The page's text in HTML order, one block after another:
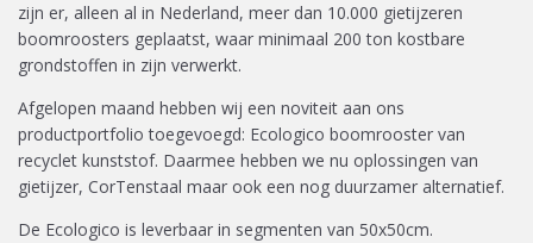
zijn er, alleen al in Nederland, meer dan 10.000 gietijzeren
boomroosters geplaatst, waar minimaal 200 ton kostbare
grondstoffen in zijn verwerkt.
Afgelopen maand hebben wij een noviteit aan ons
productportfolio toegevoegd: Ecologico boomrooster van
recyclet kunststof. Daarmee hebben we nu oplossingen van
gietijzer, CorTenstaal maar ook een nog duurzamer alternatief.
De Ecologico is leverbaar in segmenten van 50x50cm.